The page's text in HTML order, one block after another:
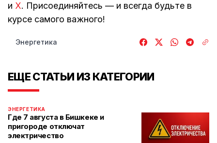
и Х. Присоединяйтесь — и всегда будьте в
курсе самого важного!
Энергетика
ЕЩЕ СТАТЬИ ИЗ КАТЕГОРИИ
ЭНЕРГЕТИКА
Где 7 августа в Бишкеке и
пригороде отключат
электричество